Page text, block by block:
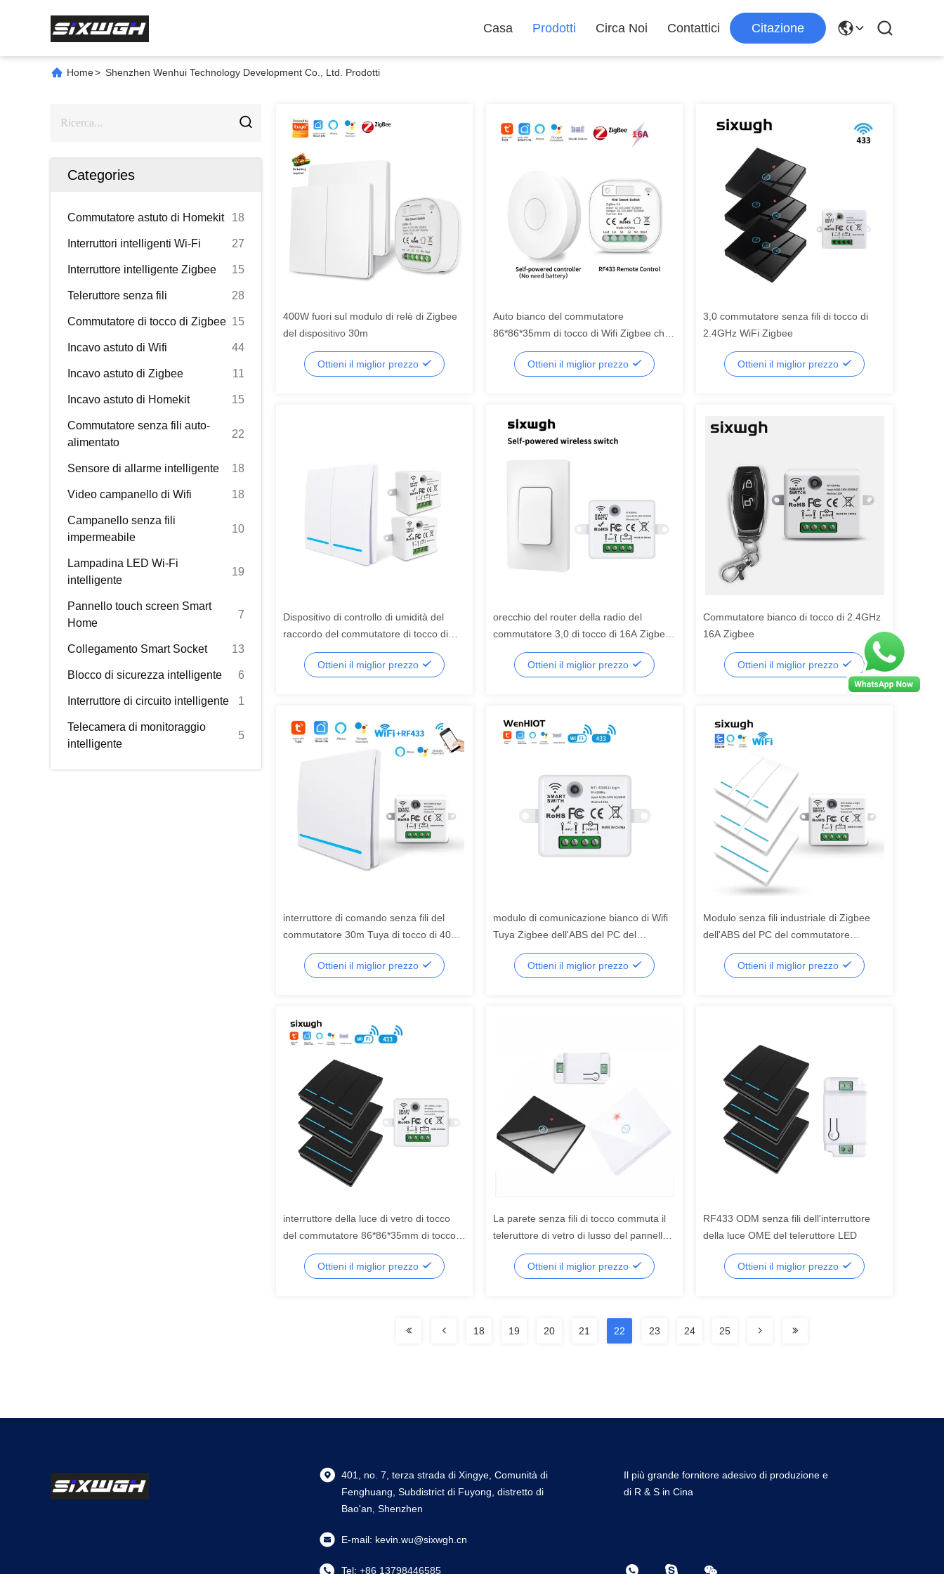
Casa Prodotti Circa Noi Contattici Citazione
Home> Shenzhen Wenhui Technology Development Co., Ltd. Prodotti
Categories
Commutatore astuto di Homekit 18
Interruttori intelligenti Wi-Fi 27
Interruttore intelligente Zigbee 15
Teleruttore senza fili 28
Commutatore di tocco di Zigbee 15
Incavo astuto di Wifi 44
Incavo astuto di Zigbee 11
Incavo astuto di Homekit 15
Commutatore senza fili auto-
alimentato
22
Sensore di allarme intelligente 18
Video campanello di Wifi 18
Campanello senza fili
impermeabile
10
Lampadina LED Wi-Fi
intelligente
19
Pannello touch screen Smart
Home
7
Collegamento Smart Socket 13
Blocco di sicurezza intelligente 6
Interruttore di circuito intelligente 1
Telecamera di monitoraggio
intelligente
5
400W fuori sul modulo di relè di Zigbee
del dispositivo 30m
Ottieni il miglior prezzo
Auto bianco del commutatore
86*86*35mm di tocco di Wifi Zigbee che
genera il modulo di Zigbee Wifi
Ottieni il miglior prezzo
3,0 commutatore senza fili di tocco di
2.4GHz WiFi Zigbee
Ottieni il miglior prezzo
Dispositivo di controllo di umidità del
raccordo del commutatore di tocco di
AC100V 240V Zigbee ≤85%RH
Ottieni il miglior prezzo
orecchio del router della radio del
commutatore 3,0 di tocco di 16A Zigbee
fuori sul dispositivo
Ottieni il miglior prezzo
Commutatore bianco di tocco di 2.4GHz
16A Zigbee
Ottieni il miglior prezzo
interruttore di comando senza fili del
commutatore 30m Tuya di tocco di 400W
Zigbee
Ottieni il miglior prezzo
modulo di comunicazione bianco di Wifi
Tuya Zigbee dell'ABS del PC del
commutatore di tocco di 2.4GHz Zigbee
Ottieni il miglior prezzo
Modulo senza fili industriale di Zigbee
dell'ABS del PC del commutatore
86*86*35mm di tocco di Cozylife Zigbee
Ottieni il miglior prezzo
interruttore della luce di vetro di tocco
del commutatore 86*86*35mm di tocco
di Zigbee del raccordo 400W
Ottieni il miglior prezzo
La parete senza fili di tocco commuta il
teleruttore di vetro di lusso del pannello
degli insiemi RF433 1gang
Ottieni il miglior prezzo
RF433 ODM senza fili dell'interruttore
della luce OME del teleruttore LED
Ottieni il miglior prezzo
18 19 20 21 22 23 24 25
401, no. 7, terza strada di Xingye, Comunità di
Fenghuang, Subdistrict di Fuyong, distretto di
Bao'an, Shenzhen
E-mail: kevin.wu@sixwgh.cn
Tel: +86 13798446585
Il più grande fornitore adesivo di produzione e
di R & S in Cina